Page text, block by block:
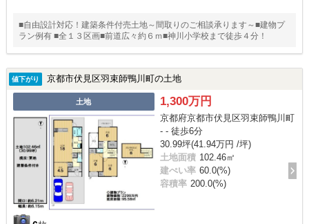
■自由設計対応！建築条件付売土地～間取りのご相談承ります～■建物プ
ラン例有 ■全１３区画■前道広々約６ｍ■神川小学校まで徒歩４分！
値下がり 京都市伏見区羽束師鴨川町の土地
土地 1,300万円
京都府京都市伏見区羽束師鴨川町
- - 徒歩6分
30.99坪(41.94万円 /坪)
土地面積 102.46㎡
建ぺい率 60.0(%)
容積率 200.0(%)